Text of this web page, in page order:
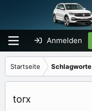
Anmelden
Startseite Schlagworte
torx